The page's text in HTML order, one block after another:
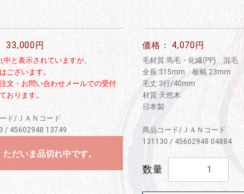
33,000円
中と表示されていますが、
ございます。
文・お問い合わせメールでの受付
おります。
ド/ＪＡＮコード
/ 45602948 13749
ただいま品切れ中です。
価格： 4,070円
毛材質:馬毛・化繊(PP) 混毛
全長:315mm 板幅:23mm
毛丈:3行/40mm
材質:天然木
日本製
商品コード/ＪＡＮコード
131130 / 45602948 04884
数量